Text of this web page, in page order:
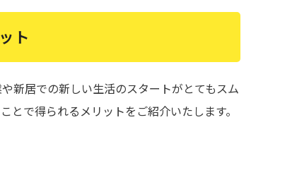
ト
新居での新しい生活のスタートがとてもスム
とで得られるメリットをご紹介いたします。